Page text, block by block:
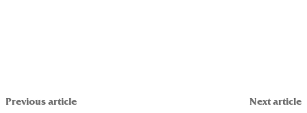
Previous article Next article